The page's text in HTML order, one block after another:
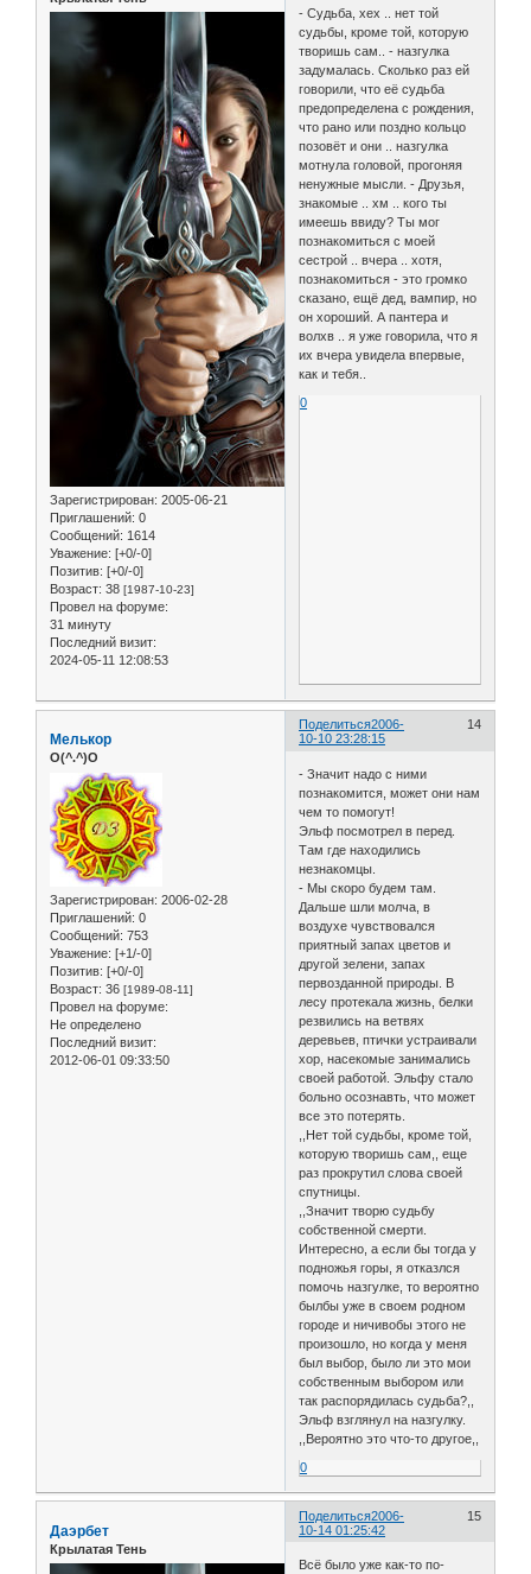
Зарегистрирован: 2005-06-21
Приглашений: 0
Сообщений: 1614
Уважение: [+0/-0]
Позитив: [+0/-0]
Возраст: 38 [1987-10-23]
Провел на форуме:
31 минуту
Последний визит:
2024-05-11 12:08:53
- Судьба, хех .. нет той
судьбы, кроме той, которую
творишь сам.. - назгулка
задумалась. Сколько раз ей
говорили, что её судьба
предопределена с рождения,
что рано или поздно кольцо
позовёт и они .. назгулка
мотнула головой, прогоняя
ненужные мысли. - Друзья,
знакомые .. хм .. кого ты
имеешь ввиду? Ты мог
познакомиться с моей
сестрой .. вчера .. хотя,
познакомиться - это громко
сказано, ещё дед, вампир, но
он хороший. А пантера и
волхв .. я уже говорила, что я
их вчера увидела впервые,
как и тебя..
0
Поделиться 14
2006-
10-10 23:28:15
Мелькор
O(^.^)O
Зарегистрирован: 2006-02-28
Приглашений: 0
Сообщений: 753
Уважение: [+1/-0]
Позитив: [+0/-0]
Возраст: 36 [1989-08-11]
Провел на форуме:
Не определено
Последний визит:
2012-06-01 09:33:50
- Значит надо с ними
познакомится, может они нам
чем то помогут!
Эльф посмотрел в перед.
Там где находились
незнакомцы.
- Мы скоро будем там.
Дальше шли молча, в
воздухе чувствовался
приятный запах цветов и
другой зелени, запах
первозданной природы. В
лесу протекала жизнь, белки
резвились на ветвях
деревьев, птички устраивали
хор, насекомые занимались
своей работой. Эльфу стало
больно осознавть, что может
все это потерять.
,,Нет той судьбы, кроме той,
которую творишь сам,, еще
раз прокрутил слова своей
спутницы.
,,Значит творю судьбу
собственной смерти.
Интересно, а если бы тогда у
подножья горы, я отказлся
помочь назгулке, то вероятно
былбы уже в своем родном
городе и ничивобы этого не
произошло, но когда у меня
был выбор, было ли это мои
собственным выбором или
так распорядилась судьба?,,
Эльф взглянул на назгулку.
,,Вероятно это что-то другое,,
0
Поделиться 15
2006-
10-14 01:25:42
Даэрбет
Крылатая Тень
Всё было уже как-то по-